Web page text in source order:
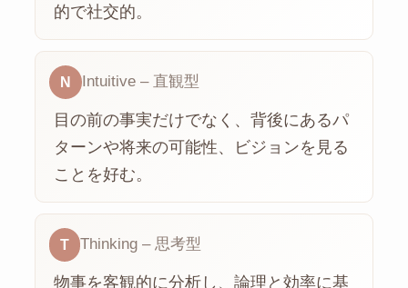
的で社交的。
N Intuitive – 直観型
目の前の事実だけでなく、背後にあるパ
ターンや将来の可能性、ビジョンを見る
ことを好む。
T Thinking – 思考型
物事を客観的に分析し、論理と効率に基